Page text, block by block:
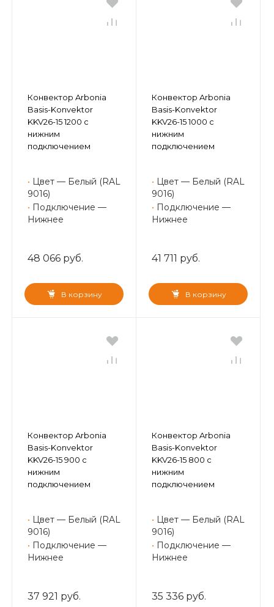
Конвектор Arbonia
Basis-Konvektor
KKV26-15 1200 с
нижним
подключением
• Цвет — Белый (RAL
9016)
• Подключение —
Нижнее
48 066 руб.
В корзину
Конвектор Arbonia
Basis-Konvektor
KKV26-15 1000 с
нижним
подключением
• Цвет — Белый (RAL
9016)
• Подключение —
Нижнее
41 711 руб.
В корзину
Конвектор Arbonia
Basis-Konvektor
KKV26-15 900 с
нижним
подключением
• Цвет — Белый (RAL
9016)
• Подключение —
Нижнее
37 921 руб.
Конвектор Arbonia
Basis-Konvektor
KKV26-15 800 с
нижним
подключением
• Цвет — Белый (RAL
9016)
• Подключение —
Нижнее
35 336 руб.